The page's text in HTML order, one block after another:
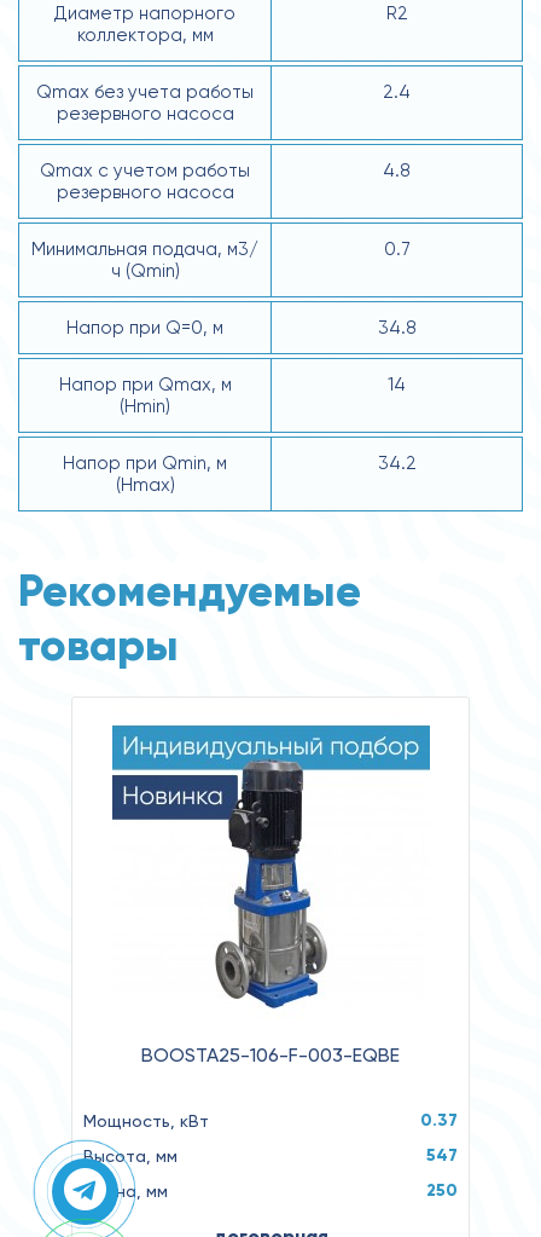
Диаметр напорного
коллектора, мм
R2
Qmax без учета работы
резервного насоса
2.4
Qmax с учетом работы
резервного насоса
4.8
Минимальная подача, м3/
ч (Qmin)
0.7
Напор при Q=0, м 34.8
Напор при Qmax, м
(Hmin)
14
Напор при Qmin, м
(Hmax)
34.2
Рекомендуемые
товары
BOOSTA25-106-F-003-EQBE
Мощность, кВт 0.37
Высота, мм 547
Длина, мм 250